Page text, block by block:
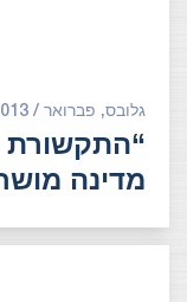
גלובס, פברואר / 2013
“התקשורת
מדינה